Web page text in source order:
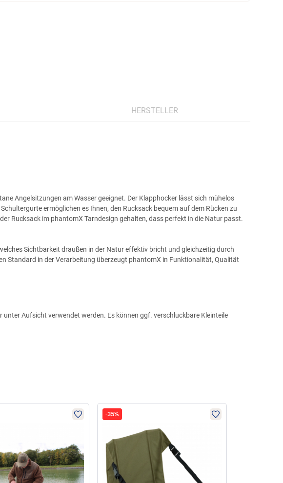
HERSTELLER
Angelsitzungen am Wasser geeignet. Der Klapphocker lässt sich mühelos
ermöglichen es Ihnen, den Rucksack bequem auf dem Rücken zu
Rucksack im phantomX Tarndesign gehalten, dass perfekt in die Natur passt.
Sichtbarkeit draußen in der Natur effektiv bricht und gleichzeitig durch
Standard in der Verarbeitung überzeugt phantomX in Funktionalität, Qualität
Aufsicht verwendet werden. Es können ggf. verschluckbare Kleinteile
-35%